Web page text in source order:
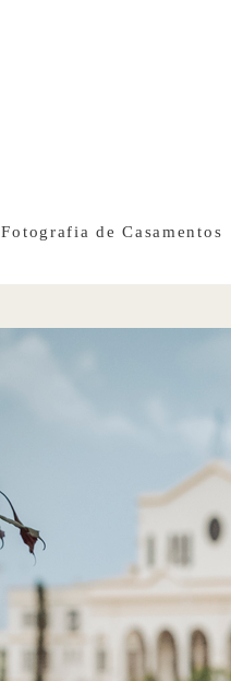
Fotografia de Casamentos